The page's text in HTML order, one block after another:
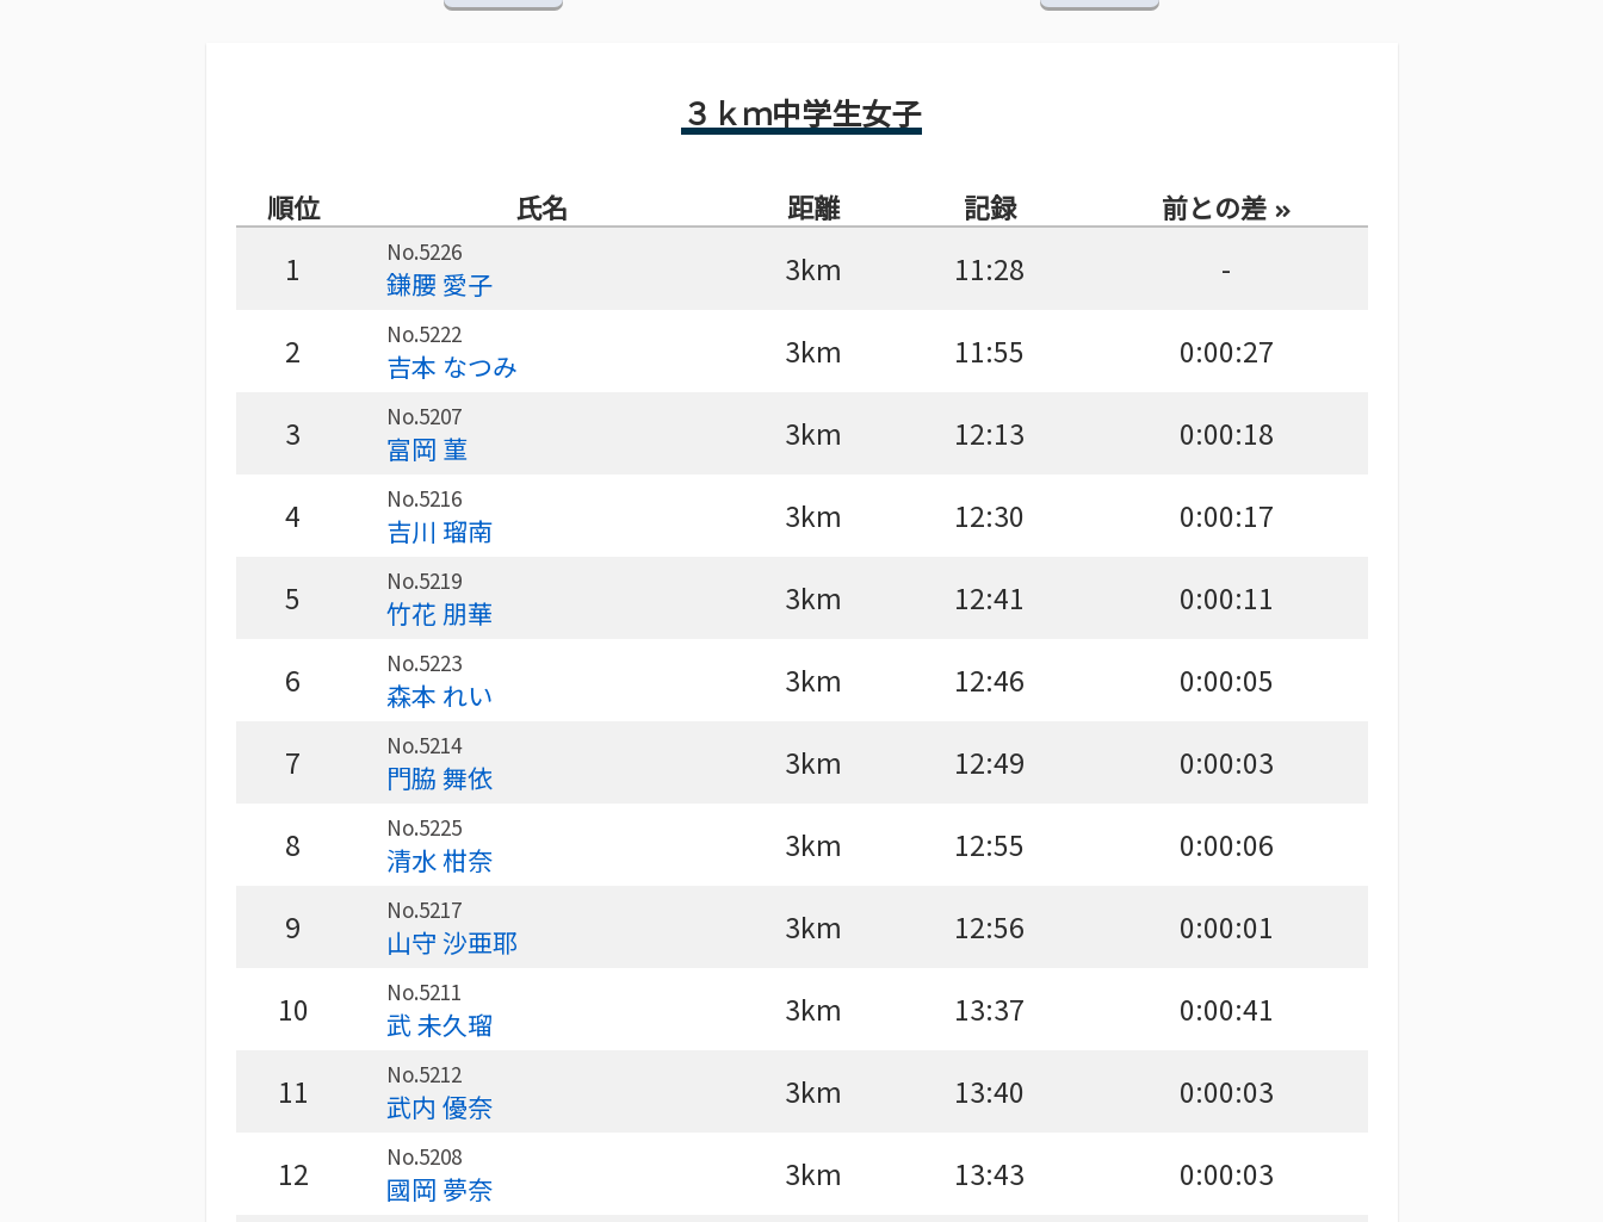
３ｋｍ中学生女子
順位 氏名 距離 記録 前との差
1 No.5226
鎌腰 愛子 3km 11:28 -
2 No.5222
吉本 なつみ 3km 11:55 0:00:27
3 No.5207
富岡 菫 3km 12:13 0:00:18
4 No.5216
吉川 瑠南 3km 12:30 0:00:17
5 No.5219
竹花 朋華 3km 12:41 0:00:11
6 No.5223
森本 れい 3km 12:46 0:00:05
7 No.5214
門脇 舞依 3km 12:49 0:00:03
8 No.5225
清水 柑奈 3km 12:55 0:00:06
9 No.5217
山守 沙亜耶 3km 12:56 0:00:01
10 No.5211
武 未久瑠 3km 13:37 0:00:41
11 No.5212
武内 優奈 3km 13:40 0:00:03
12 No.5208
國岡 夢奈 3km 13:43 0:00:03